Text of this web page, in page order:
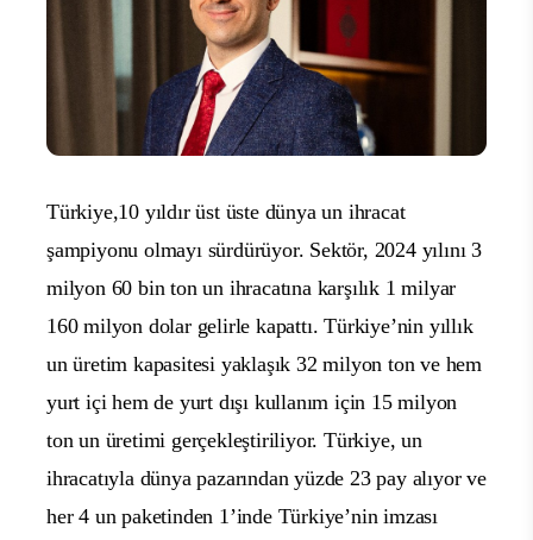
Türkiye,10 yıldır üst üste dünya un ihracat
şampiyonu olmayı sürdürüyor. Sektör, 2024 yılını 3
milyon 60 bin ton un ihracatına karşılık 1 milyar
160 milyon dolar gelirle kapattı. Türkiye’nin yıllık
un üretim kapasitesi yaklaşık 32 milyon ton ve hem
yurt içi hem de yurt dışı kullanım için 15 milyon
ton un üretimi gerçekleştiriliyor. Türkiye, un
ihracatıyla dünya pazarından yüzde 23 pay alıyor ve
her 4 un paketinden 1’inde Türkiye’nin imzası